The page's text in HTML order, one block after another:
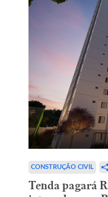
CONSTRUÇÃO CIVIL
Tenda pagará